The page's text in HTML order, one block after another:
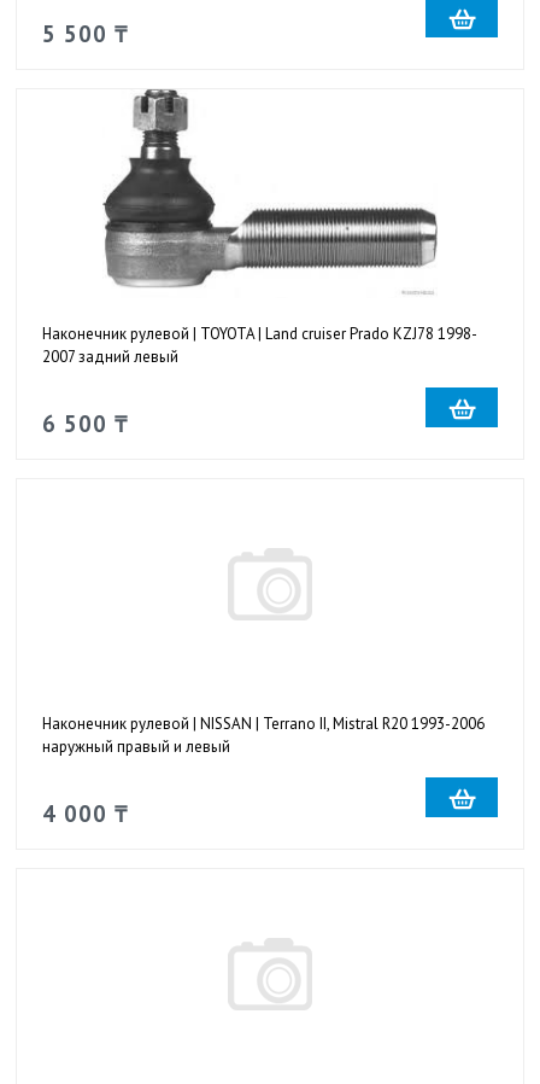
5 500 ₸
Наконечник рулевой | TOYOTA | Land cruiser Prado KZJ78 1998-
2007 задний левый
6 500 ₸
Наконечник рулевой | NISSAN | Terrano II, Mistral R20 1993-2006
наружный правый и левый
4 000 ₸